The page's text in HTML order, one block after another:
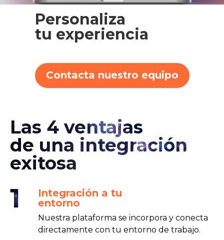
Personaliza
tu experiencia
Contacta nuestro equipo
Las 4 ventajas
de una integración
exitosa
1
Integración a tu
entorno
Nuestra plataforma se incorpora y conecta
directamente con tu entorno de trabajo.